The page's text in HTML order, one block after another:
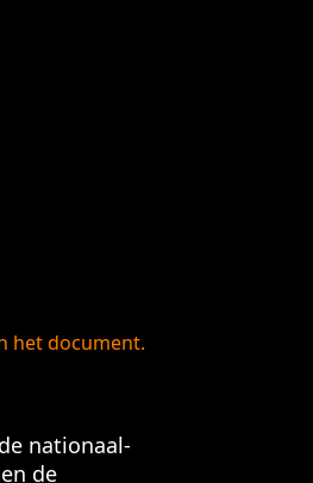
het document.
nationaal-
de